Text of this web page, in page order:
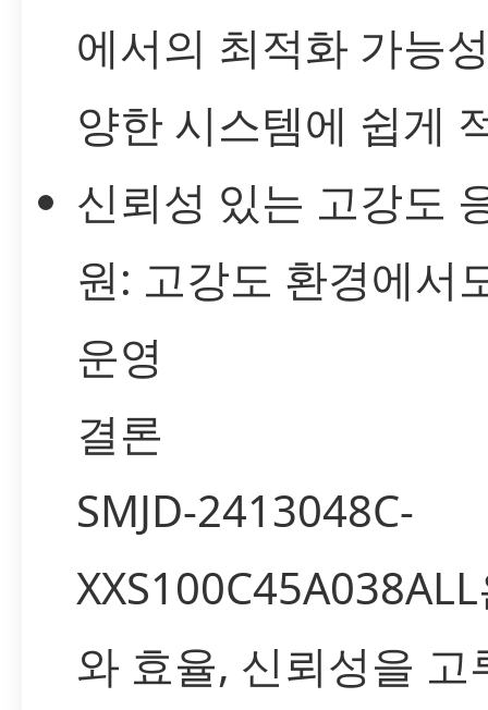
에서의 최적화 가능
양한 시스템에 쉽게
신뢰성 있는 고강도
원: 고강도 환경에서
운영
결론
SMJD-2413048C-
와 효율, 신뢰성을 고